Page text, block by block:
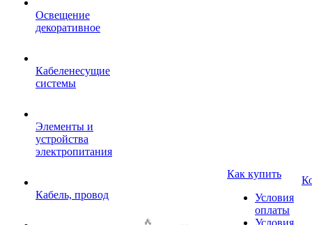
Освещение
декоративное
Кабеленесущие
системы
Элементы и
устройства
электропитания
Кабель, провод
Как купить
Условия
оплаты
Условия